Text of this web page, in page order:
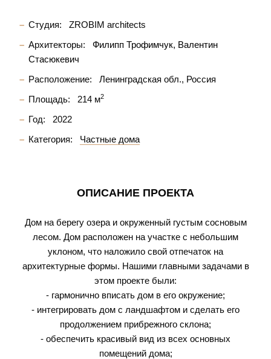
Студия:
ZROBIM architects
Архитекторы:
Филипп Трофимчук Валентин
Стасюкевич
Расположение:
Ленинградская обл., Россия
Площадь:
214 м2
Год:
2022
Категория:
Частные дома
ОПИСАНИЕ ПРОЕКТА
Дом на берегу озера и окруженный густым сосновым
лесом. Дом расположен на участке с небольшим
уклоном, что наложило свой отпечаток на
архитектурные формы. Нашими главными задачами в
этом проекте были:
- гармонично вписать дом в его окружение;
- интегрировать дом с ландшафтом и сделать его
продолжением прибрежного склона;
- обеспечить красивый вид из всех основных
помещений дома;